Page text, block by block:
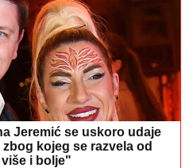
Jeremić se uskoro udaje
kojeg se razvela od
i bolje"